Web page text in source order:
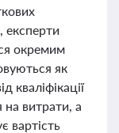
експерти
окремим
як
кваліфікації
на витрати, а
вартість